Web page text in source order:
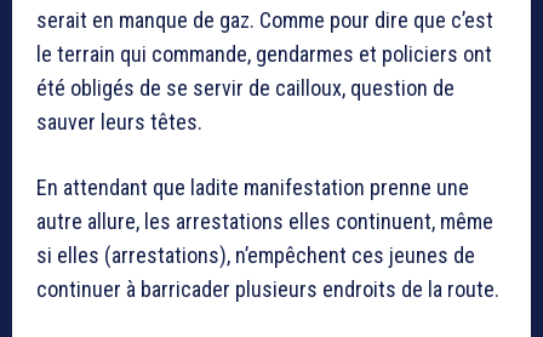
serait en manque de gaz. Comme pour dire que c’est
le terrain qui commande, gendarmes et policiers ont
été obligés de se servir de cailloux, question de
sauver leurs têtes.
En attendant que ladite manifestation prenne une
autre allure, les arrestations elles continuent, même
si elles (arrestations), n’empêchent ces jeunes de
continuer à barricader plusieurs endroits de la route.